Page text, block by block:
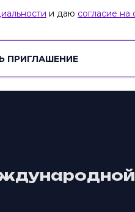
и даю согласие на
ПРИГЛАШЕНИЕ